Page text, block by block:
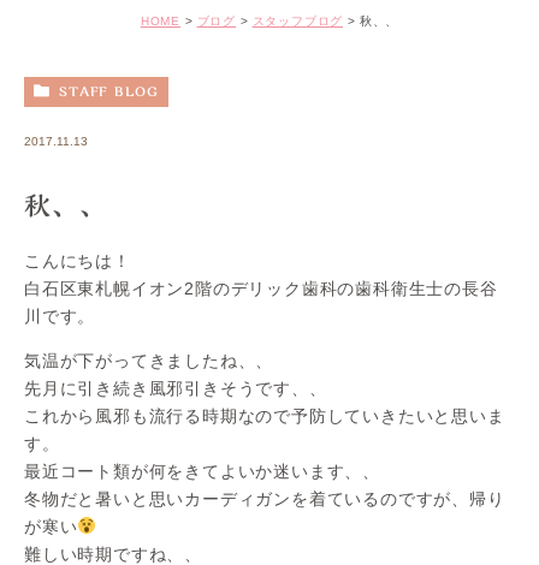
HOME ブログ スタッフブログ 秋、、
STAFF BLOG
2017.11.13
秋、、
こんにちは！
白石区東札幌イオン2階のデリック歯科の歯科衛生士の長谷
川です。
気温が下がってきましたね、、
先月に引き続き風邪引きそうです、、
これから風邪も流行る時期なので予防していきたいと思いま
す。
最近コート類が何をきてよいか迷います、、
冬物だと暑いと思いカーディガンを着ているのですが、帰り
が寒い
難しい時期ですね、、